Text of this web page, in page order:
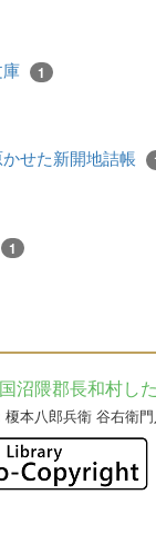
1
せた新開地詰帳
1
沼隈郡長和村し
榎本八郎兵衛 谷右衛